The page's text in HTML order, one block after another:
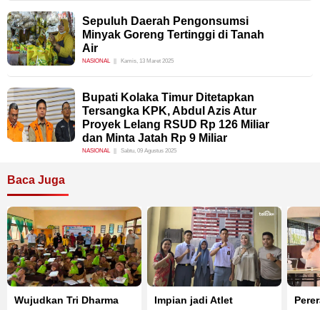
Sepuluh Daerah Pengonsumsi
Minyak Goreng Tertinggi di Tanah
Air
NASIONAL Kamis, 13 Maret 2025
Bupati Kolaka Timur Ditetapkan
Tersangka KPK, Abdul Azis Atur
Proyek Lelang RSUD Rp 126 Miliar
dan Minta Jatah Rp 9 Miliar
NASIONAL Sabtu, 09 Agustus 2025
Baca Juga
Wujudkan Tri Dharma
Impian jadi Atlet